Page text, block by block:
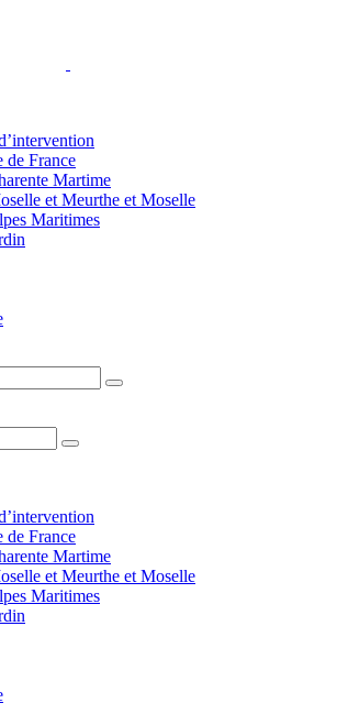
de France
Martime
et Meurthe et Moselle
Maritimes
de France
Martime
et Meurthe et Moselle
Maritimes